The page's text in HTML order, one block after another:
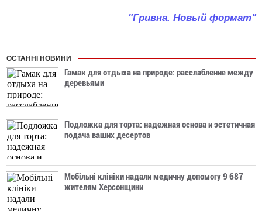
"Гривна. Новый формат"
ОСТАННІ НОВИНИ
Гамак для отдыха на природе: расслабление между
деревьями
Подложка для торта: надежная основа и эстетичная
подача ваших десертов
Мобільні клініки надали медичну допомогу 9 687
жителям Херсонщини